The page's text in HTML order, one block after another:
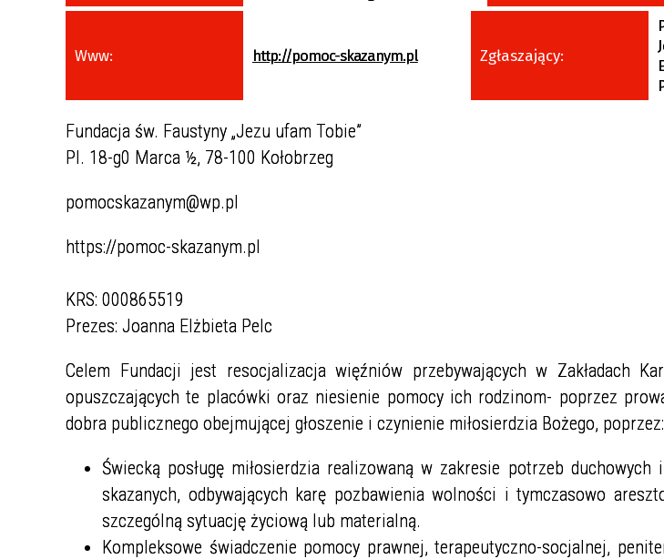
pieniędzy oraz finansowaniu
Www: http://pomoc-skazanym.pl Zgłaszający:
Fundacja św. Faustyny „Jezu ufam Tobie”
Pl. 18-g0 Marca ½, 78-100 Kołobrzeg
pomocskazanym@wp.pl
https://pomoc-skazanym.pl
KRS: 000865519
Prezes: Joanna Elżbieta Pelc
Celem Fundacji jest resocjalizacja więźniów przebywających w Zakładach
opuszczających te placówki oraz niesienie pomocy ich rodzinom- poprzez
dobra publicznego obejmującej głoszenie i czynienie miłosierdzia Bożego, poprzez:
Świecką posługę miłosierdzia realizowaną w zakresie potrzeb
skazanych, odbywających karę pozbawienia wolności i tymczasowo
szczególną sytuację życiową lub materialną.
Kompleksowe świadczenie pomocy prawnej, terapeutyczno-socjalnej,